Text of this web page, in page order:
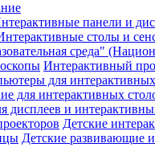
панели и
столы и
среда"
Интерактивный
для
для интерактивных
дисплеев и
Детские
Детские развивающие